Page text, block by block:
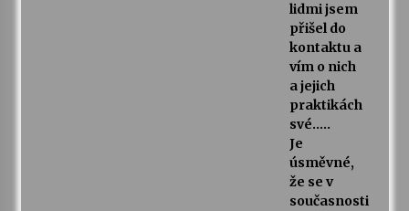
lidmi jsem
přišel do
kontaktu a
vím o nich
a jejich
praktikách
své…..
Je
úsměvné,
že se v
současnosti